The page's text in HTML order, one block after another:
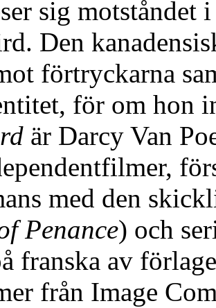
sig
Den
förtryckarna
för om hon
är Darcy Van
med den
Penance) och
franska av
från Image